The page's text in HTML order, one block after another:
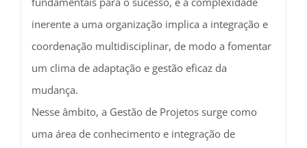
inerente a uma organização implica a integração e
coordenação multidisciplinar, de modo a fomentar
um clima de adaptação e gestão eficaz da
mudança.
Nesse âmbito, a Gestão de Projetos surge como
uma área de conhecimento e integração de